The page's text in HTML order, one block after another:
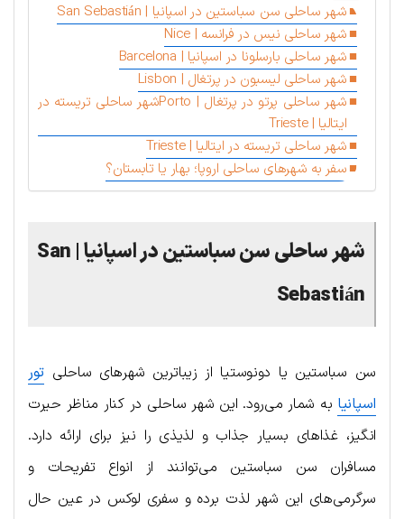
شهر ساحلی سن سباستین در اسپانیا | San Sebastián
شهر ساحلی نیس در فرانسه | Nice
شهر ساحلی بارسلونا در اسپانیا | Barcelona
شهر ساحلی لیسبون در پرتغال | Lisbon
شهر ساحلی پرتو در پرتغال | Portoشهر ساحلی تریسته در
ایتالیا | Trieste
شهر ساحلی تریسته در ایتالیا | Trieste
سفر به شهرهای ساحلی اروپا؛ بهار یا تابستان؟
شهر ساحلی سن سباستین در اسپانیا | San
Sebastián
سن سباستین یا دونوستیا از زیباترین شهرهای ساحلی تور
اسپانیا به شمار می‌رود. این شهر ساحلی در کنار مناظر حیرت
انگیز، غذاهای بسیار جذاب و لذیذی را نیز برای ارائه دارد.
مسافران سن سباستین می‌توانند از انواع تفریحات و
سرگرمی‌های این شهر لذت برده و سفری لوکس در عین حال